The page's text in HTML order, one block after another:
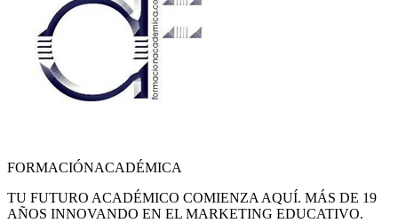
FORMACIÓNACADÉMICA
TU FUTURO ACADÉMICO COMIENZA AQUÍ. MÁS DE 19
AÑOS INNOVANDO EN EL MARKETING EDUCATIVO.